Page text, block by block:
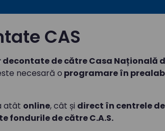
CAS
de către Casa Națională
necesară o programare în
atât online, cât și direct în centrele
fondurile de către C.A.S.